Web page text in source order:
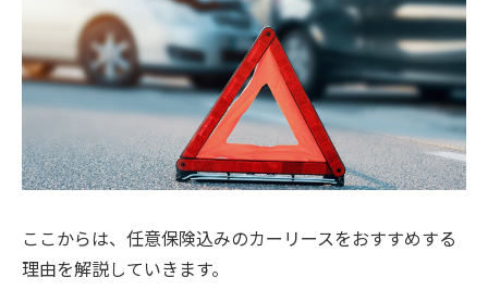
ここからは、任意保険込みのカーリースをおすすめする
理由を解説していきます。